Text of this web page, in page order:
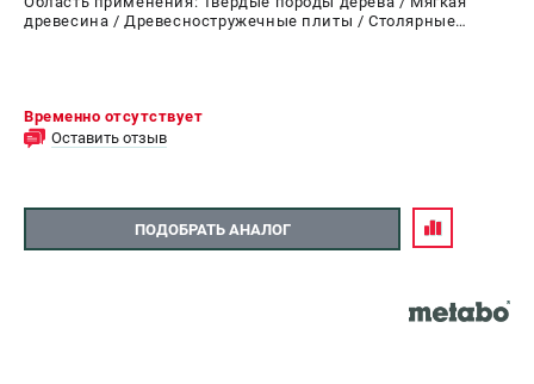
древесина / Древесностружечные плиты / Столярные
Временно отсутствует
Оставить отзыв
ПОДОБРАТЬ АНАЛОГ